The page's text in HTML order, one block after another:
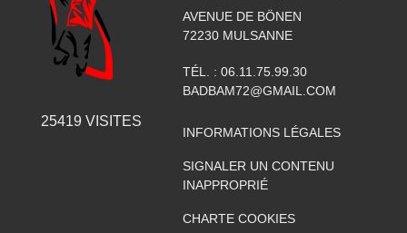
25419 VISITES
AVENUE DE BÖNEN
72230 MULSANNE
TÉL. : 06.11.75.99.30
BADBAM72@GMAIL.COM
INFORMATIONS LÉGALES
SIGNALER UN CONTENU
INAPPROPRIÉ
CHARTE COOKIES